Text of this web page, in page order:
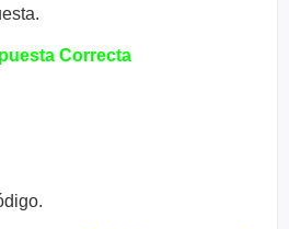
Correcta